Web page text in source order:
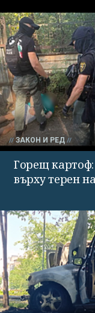
ЗАКОН И РЕД
Горещ
върху терен